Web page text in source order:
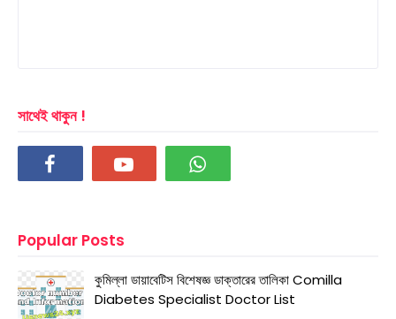
সাথেই থাকুন !
Popular Posts
কুমিল্লা ডায়াবেটিস বিশেষজ্ঞ ডাক্তারের তালিকা Comilla
Diabetes Specialist Doctor List